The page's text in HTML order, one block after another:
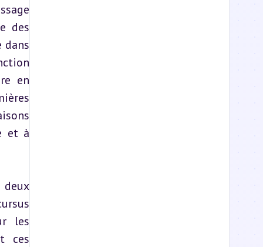
des
dans
en
et à
les
ces